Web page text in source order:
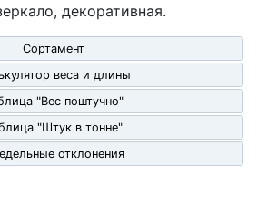
декоративная.
Сортамент
веса и длины
"Вес поштучно"
"Штук в тонне"
отклонения